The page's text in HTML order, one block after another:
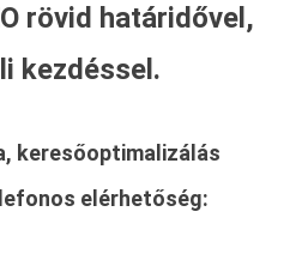
rövid határidővel,
kezdéssel.
keresőoptimalizálás
elérhetőség: